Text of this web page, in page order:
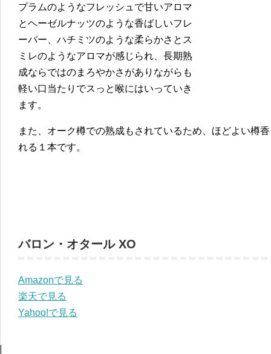
プラムのようなフレッシュで甘いアロマ
とヘーゼルナッツのような香ばしいフレ
ーバー、ハチミツのような柔らかさとス
ミレのようなアロマが感じられ、長期熟
成ならではのまろやかさがありながらも
軽い口当たりでスっと喉にはいっていき
ます。
また、オーク樽での熟成もされているため、ほどよい樽
れる１本です。
バロン・オタール XO
Amazonで見る
楽天で見る
Yahoo!で見る